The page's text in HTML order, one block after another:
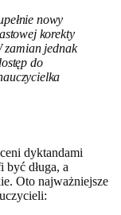
nowy
korekty
zamian jednak
do
dyktandami
długa, a
Oto najważniejsze